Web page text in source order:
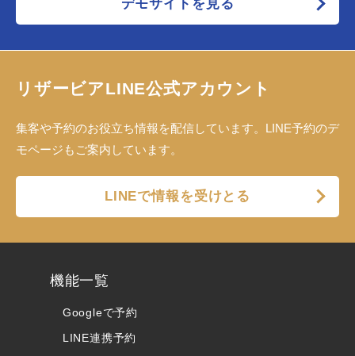
デモサイトを見る
リザービアLINE公式アカウント
集客や予約のお役立ち情報を配信しています。LINE予約のデ
モページもご案内しています。
LINEで情報を受けとる
機能一覧
Googleで予約
LINE連携予約